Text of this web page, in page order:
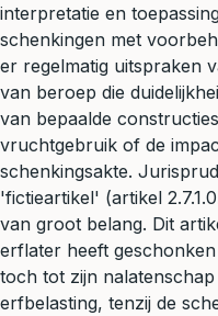
interpretatie en
schenkingen met
er regelmatig uitspraken
van beroep die
van bepaalde
vruchtgebruik of de
schenkingsakte.
'fictieartikel' (artikel
van groot belang. Dit
erflater heeft
toch tot zijn
erfbelasting, tenzij de